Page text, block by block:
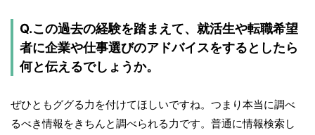
Q.この過去の経験を踏まえて、就活生や転職希望
者に企業や仕事選びのアドバイスをするとしたら
何と伝えるでしょうか。
ぜひともググる力を付けてほしいですね。つまり本当に調べ
るべき情報をきちんと調べられる力です。普通に情報検索し